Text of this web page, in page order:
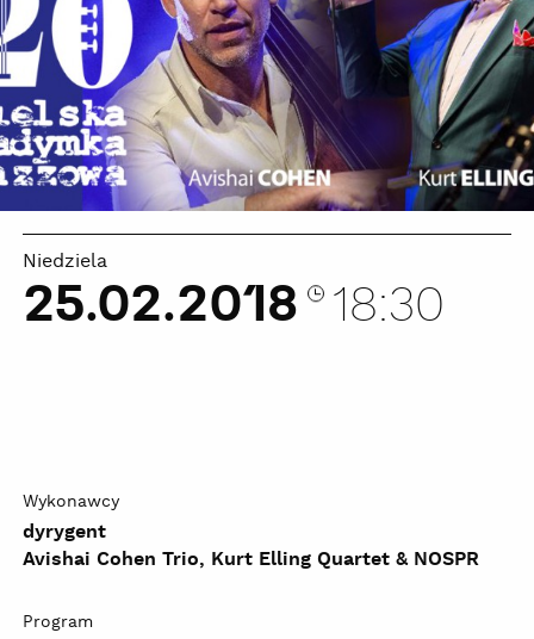
Niedziela
25.02.2018 18:30
Wykonawcy
dyrygent
Avishai Cohen Trio, Kurt Elling Quartet & NOSPR
Program